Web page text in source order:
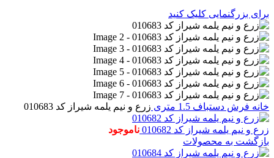
برای بزرگنمایی کلیک کنید
خانه فرش دستباف 1.5 متری زرع و نیم یلمه شیراز کد 010683
زرع و نیم یلمه شیراز کد 010682
ناموجود
بازگشت به محصولات